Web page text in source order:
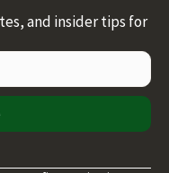
and insider tips for